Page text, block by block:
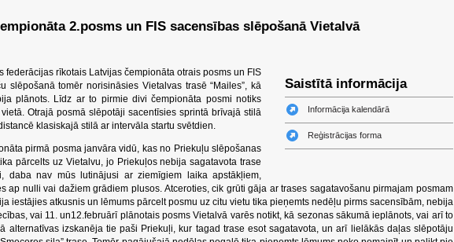
2.posms un FIS sacensības slēpošanā Vietalvā
Saistītā informācija
Informācija kalendārā
Reģistrācijas forma
federācijas rīkotais Latvijas čempionāta otrais posms un FIS
slēpošanā tomēr norisināsies Vietalvas trasē “Mailes”, kā
plānots. Līdz ar to pirmie divi čempionāta posmi notiks
Otrajā posmā slēpotāji sacentīsies sprintā brīvajā stilā
klasiskajā stilā ar intervāla startu svētdien.
pirmā posma janvāra vidū, kas no Priekuļu slēpošanas
pārcelts uz Vietalvu, jo Priekuļos nebija sagatavota trase
daba nav mūs lutinājusi ar ziemīgiem laika apstākļiem,
ap nulli vai dažiem grādiem plusos. Atceroties, cik grūti gāja ar trases sagatavošanu pirmajam posmam
iestājies atkusnis un lēmums pārcelt posmu uz citu vietu tika pieņemts nedēļu pirms sacensībām, nebija
vai 11. un12.februārī plānotais posms Vietalvā varēs notikt, kā sezonas sākumā ieplānots, vai arī to
alternatīvas izskanēja tie paši Priekuļi, kur tagad trase esot sagatavota, un arī lielākās daļas slēpotāju